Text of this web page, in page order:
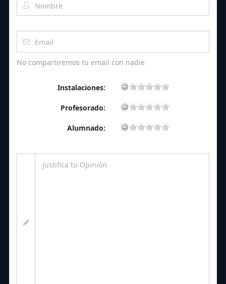
No compartiremos tu email con nadie
Instalaciones:
Profesorado:
Alumnado: